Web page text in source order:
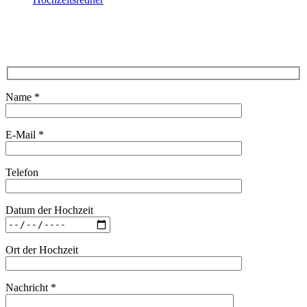
Name *
E-Mail *
Telefon
Datum der Hochzeit
Ort der Hochzeit
Nachricht *